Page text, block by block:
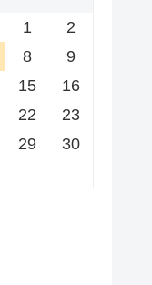
1
2
8
9
15
16
22
23
29
30